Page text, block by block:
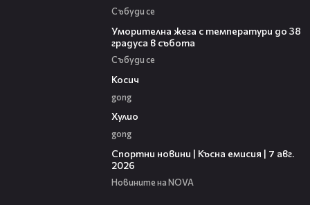
Събуди се
Уморителна жега с температури до 38
градуса в събота
Събуди се
Косич
gong
Хулио
gong
Спортни новини | Късна емисия | 7 авг.
2026
Новините на NOVA